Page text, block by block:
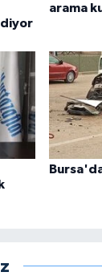
arama